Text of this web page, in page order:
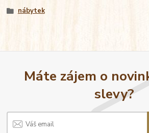
nábytek
Máte zájem o
slevy?